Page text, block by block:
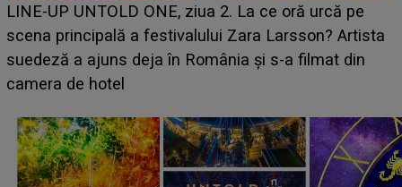
Ce a dezvăluit noua concurentă din "Casa Iubirii" l-a
luat prin surprindere pe Emanuel. CINE ESTE
BĂIATUL VIZAT de Alexandra?! Aflându-se în fața
faptului împlinit, A RECUNOSCUT IMEDIAT: "Am